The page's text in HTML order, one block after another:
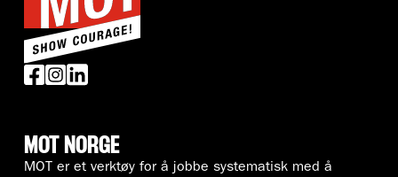
MOT NORGE
MOT er et verktøy for å jobbe systematisk med å